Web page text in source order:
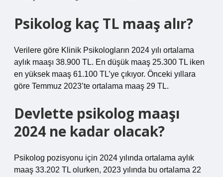
Psikolog kaç TL maaş alır?
Verilere göre Klinik Psikologların 2024 yılı ortalama
aylık maaşı 38.900 TL. En düşük maaş 25.300 TL iken
en yüksek maaş 61.100 TL’ye çıkıyor. Önceki yıllara
göre Temmuz 2023’te ortalama maaş 29 TL.
Devlette psikolog maaşı
2024 ne kadar olacak?
Psikolog pozisyonu için 2024 yılında ortalama aylık
maaş 33.202 TL olurken, 2023 yılında bu ortalama 22